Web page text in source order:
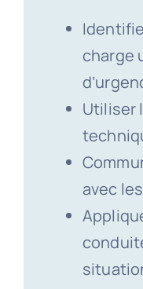
charge
Utiliser
avec